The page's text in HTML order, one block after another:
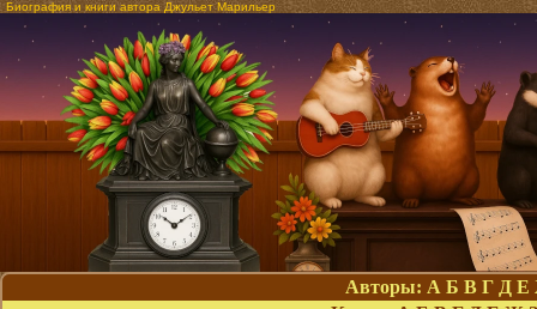
Биография и книги автора Джульет Марильер
Авторы: А Б В Г Д Е